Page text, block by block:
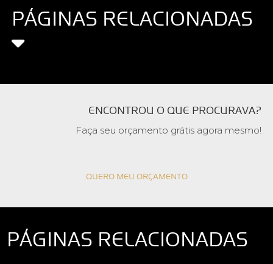
PÁGINAS RELACIONADAS
ENCONTROU O QUE PROCURAVA?
Faça seu orçamento grátis agora mesmo!
QUERO MEU ORÇAMENTO
PÁGINAS RELACIONADAS